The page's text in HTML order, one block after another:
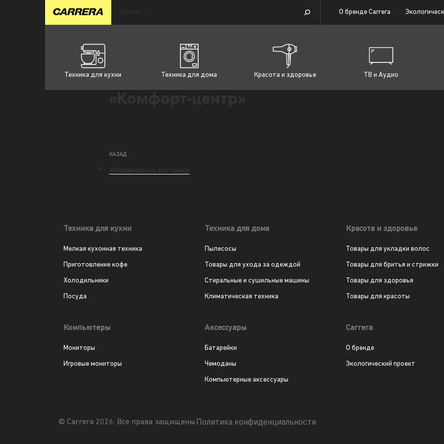
О бренде Carrera
Техника для кухни Техника для дома Красота и здоровье ТВ и Аудио
НАЗАД
Техника для кухни
Мелкая кухонная техника
Приготовление кофе
Холодильники
Посуда
Техника для дома
Пылесосы
Товары для ухода за одеждой
Стиральные и сушильные машины
Климатическая техника
Красота и здоровье
Товары для укладки волос
Товары для бритья и стрижки
Товары для здоровья
Товары для красоты
Компьютеры
Мониторы
Игровые мониторы
Аксессуары
Батарейки
Чемоданы
Компьютерные аксессуары
Carrera
О бренде
Экологический проект
© Carrera 2026. Все права защищены.Политика конфиденциальности